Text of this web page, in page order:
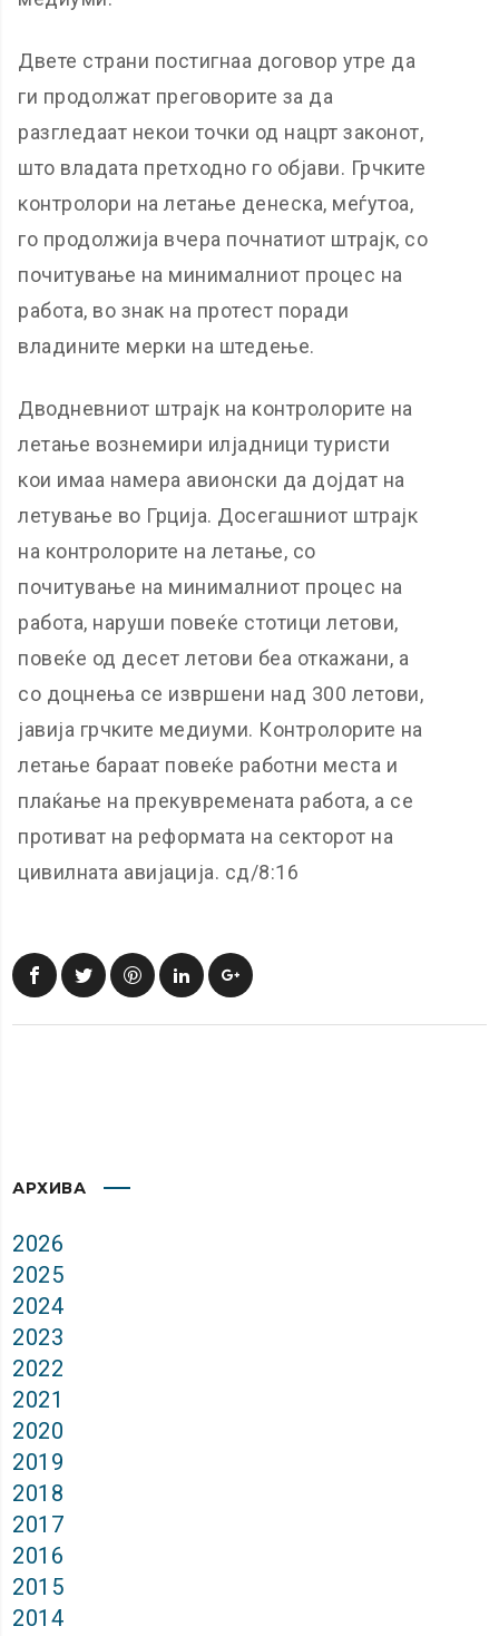
Двете страни постигнаа договор утре да
ги продолжат преговорите за да
разгледаат некои точки од нацрт законот,
што владата претходно го објави. Грчките
контролори на летање денеска, меѓутоа,
го продолжија вчера почнатиот штрајк, со
почитување на минималниот процес на
работа, во знак на протест поради
владините мерки на штедење.
Дводневниот штрајк на контролорите на
летање вознемири илјадници туристи
кои имаа намера авионски да дојдат на
летување во Грција. Досегашниот штрајк
на контролорите на летање, со
почитување на минималниот процес на
работа, наруши повеќе стотици летови,
повеќе од десет летови беа откажани, а
со доцнења се извршени над 300 летови,
јавија грчките медиуми. Контролорите на
летање бараат повеќе работни места и
плаќање на прекувремената работа, а се
противат на реформата на секторот на
цивилната авијација. сд/8:16
АРХИВА
2026
2025
2024
2023
2022
2021
2020
2019
2018
2017
2016
2015
2014